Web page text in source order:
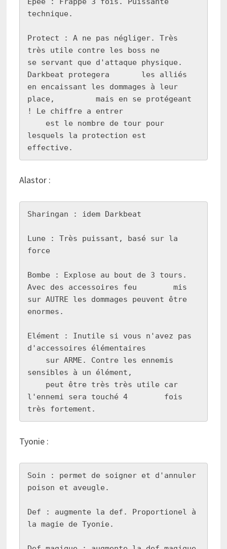
technique.
Protect : A ne pas négliger. Très
très utile contre les boss ne
se servant que d'attaque physique.
Darkbeat protegera       les alliés
en encaissant les dommages à leur
place,         mais en se protégeant
! Le chiffre a entrer
lesquels la protection est
effective.
Alastor :
Sharingan : idem Darkbeat
Lune : Très puissant, basé sur la
force
Bombe : Explose au bout de 3 tours.
Avec des accessoires feu        mis
sur AUTRE les dommages peuvent être
enormes.
Elément : Inutile si vous n'avez pas
d'accessoires élémentaires
sensibles à un élément,
l'ennemi sera touché 4        fois
très fortement.
Tyonie :
Soin : permet de soigner et d'annuler
poison et aveugle.
Def : augmente la def. Proportionel à
la magie de Tyonie.